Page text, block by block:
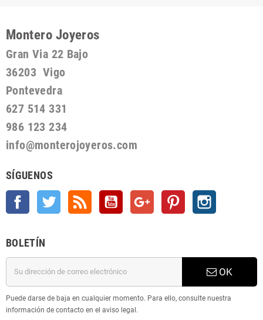
Montero Joyeros
Gran Via 22 Bajo
36203 Vigo
Pontevedra
627 514 331
986 123 234
info@monterojoyeros.com
SÍGUENOS
Facebook Twitter YouTube Google + Pinterest
BOLETÍN
OK
Puede darse de baja en cualquier momento. Para ello, consulte nuestra
información de contacto en el aviso legal.